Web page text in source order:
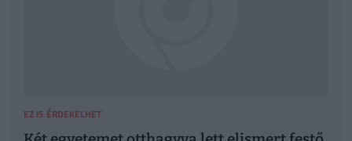
EZ IS ÉRDEKELHET